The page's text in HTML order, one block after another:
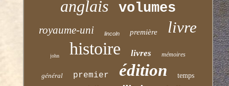
anglais volumes
royaume-uni lincoln première livre
john histoire livres mémoires
général premier édition temps